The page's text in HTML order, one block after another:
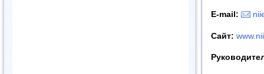
E-mail :
Сайт: